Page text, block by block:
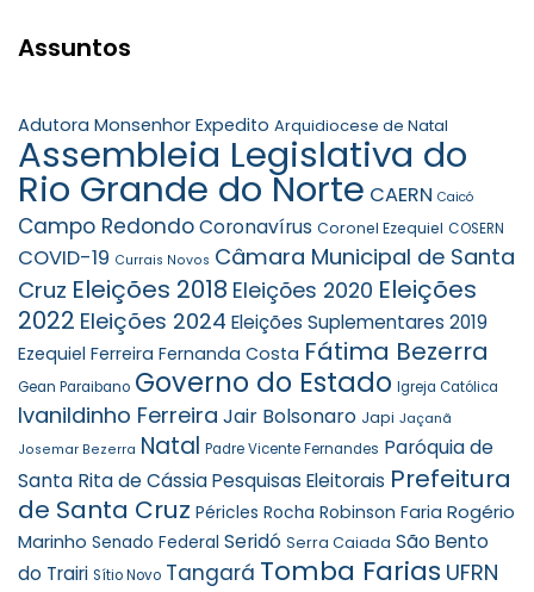
Assuntos
Adutora Monsenhor Expedito Arquidiocese de Natal
Assembleia Legislativa do
Rio Grande do Norte CAERN Caicó
Campo RedondoCoronavírus Coronel Ezequiel COSERN
COVID-19 Currais Novos Câmara Municipal de Santa
Cruz Eleições 2018 Eleições 2020 Eleições
2022 Eleições 2024 Eleições Suplementares 2019
Ezequiel Ferreira Fernanda Costa Fátima Bezerra
Gean Paraibano Governo do Estado Igreja Católica
Ivanildinho Ferreira Jair Bolsonaro Japi Jaçanã
Josemar Bezerra Natal Padre Vicente Fernandes Paróquia de
Santa Rita de CássiaPesquisas Eleitorais Prefeitura
de Santa Cruz Péricles Rocha Robinson Faria Rogério
Marinho Senado Federal Seridó Serra Caiada São Bento
do Trairi Sítio Novo Tangará Tomba Farias UFRN